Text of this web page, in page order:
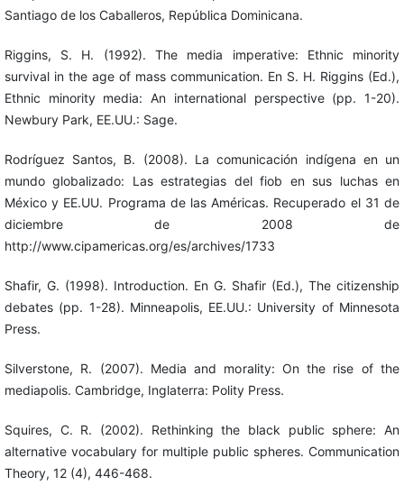
Santiago de los Caballeros, República Dominicana.
Riggins, S. H. (1992). The media imperative: Ethnic minority
survival in the age of mass communication. En S. H. Riggins (Ed.),
Ethnic minority media: An international perspective (pp. 1-20).
Newbury Park, EE.UU.: Sage.
Rodríguez Santos, B. (2008). La comunicación indígena en un
mundo globalizado: Las estrategias del fiob en sus luchas en
México y EE.UU. Programa de las Américas. Recuperado el 31 de
diciembre de 2008 de
http://www.cipamericas.org/es/archives/1733
Shafir, G. (1998). Introduction. En G. Shafir (Ed.), The citizenship
debates (pp. 1-28). Minneapolis, EE.UU.: University of Minnesota
Press.
Silverstone, R. (2007). Media and morality: On the rise of the
mediapolis. Cambridge, Inglaterra: Polity Press.
Squires, C. R. (2002). Rethinking the black public sphere: An
alternative vocabulary for multiple public spheres. Communication
Theory, 12 (4), 446-468.